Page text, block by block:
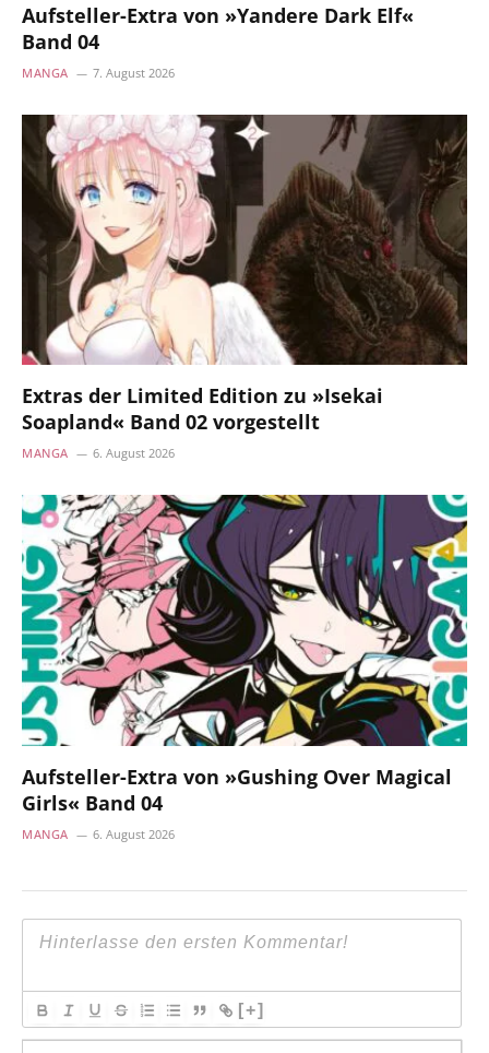
Aufsteller-Extra von »Yandere Dark Elf«
Band 04
MANGA 7. August 2026
Extras der Limited Edition zu »Isekai
Soapland« Band 02 vorgestellt
MANGA 6. August 2026
Aufsteller-Extra von »Gushing Over Magical
Girls« Band 04
MANGA 6. August 2026
[+]